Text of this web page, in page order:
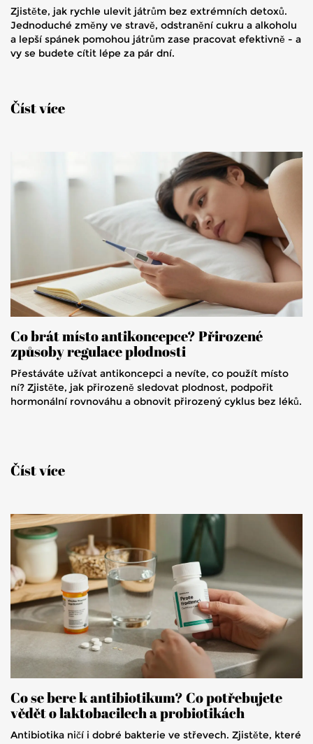
Zjistěte, jak rychle ulevit játrům bez extrémních detoxů.
Jednoduché změny ve stravě, odstranění cukru a alkoholu
a lepší spánek pomohou játrům zase pracovat efektivně - a
vy se budete cítit lépe za pár dní.
Číst více
Co brát místo antikoncepce? Přirozené
způsoby regulace plodnosti
Přestáváte užívat antikoncepci a nevíte, co použít místo
ní? Zjistěte, jak přirozeně sledovat plodnost, podpořit
hormonální rovnováhu a obnovit přirozený cyklus bez léků.
Číst více
Co se bere k antibiotikum? Co potřebujete
vědět o laktobacilech a probiotikách
Antibiotika ničí i dobré bakterie ve střevech. Zjistěte, které